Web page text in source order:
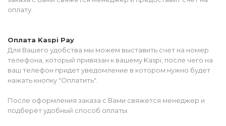
оплату.
Оплата Kaspi Pay
Для Вашего удобства мы можем выставить счет на номер
телефона, который привязан к вашему Kaspi, после чего на
ваш телефон придет уведомление в котором нужно будет
нажать кнопку "Оплатить".
После оформления заказа с Вами свяжется менеджер и
подберёт удобный способ оплаты.